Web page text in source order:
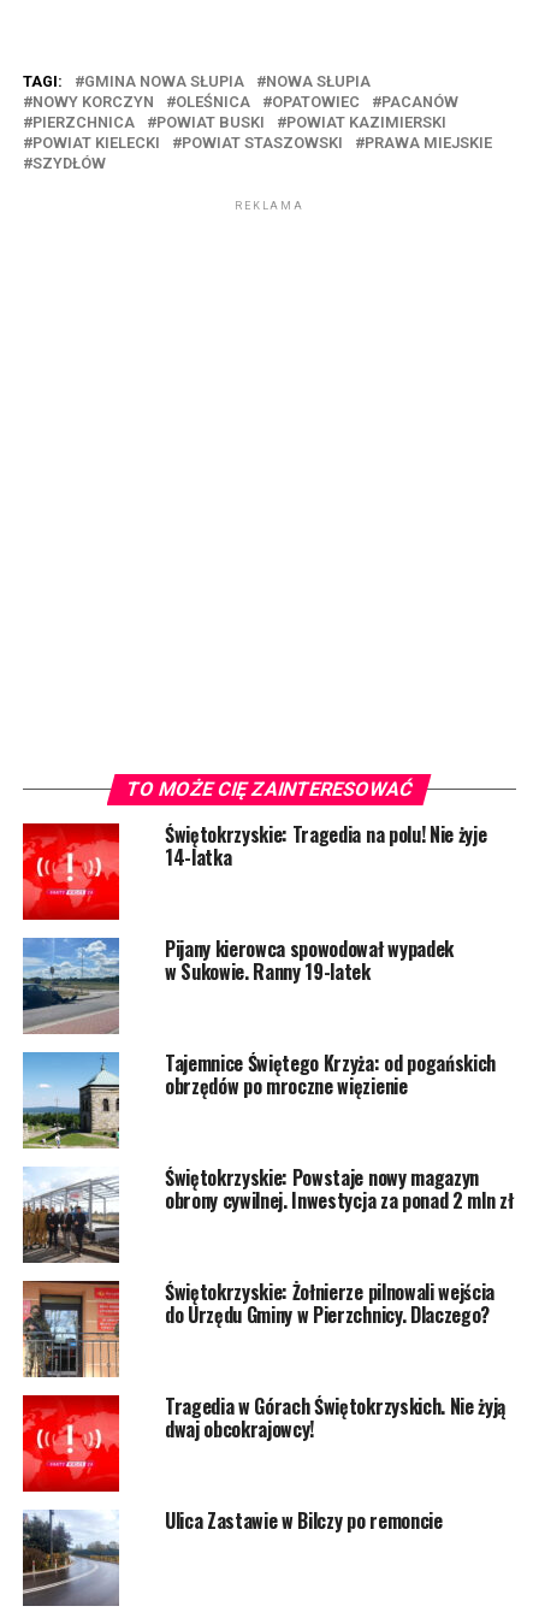
TAGI: GMINA NOWA SŁUPIA
NOWA SŁUPIA
NOWY KORCZYN
OLEŚNICA OPATOWIEC
PACANÓW
PIERZCHNICA
POWIAT BUSKI
POWIAT KAZIMIERSKI
POWIAT KIELECKI
POWIAT STASZOWSKI
PRAWA MIEJSKIE
SZYDŁÓW
REKLAMA
TO MOŻE CIĘ ZAINTERESOWAĆ
Świętokrzyskie: Tragedia na polu! Nie żyje
14-latka
Pijany kierowca spowodował wypadek
w Sukowie. Ranny 19-latek
Tajemnice Świętego Krzyża: od pogańskich
obrzędów po mroczne więzienie
Świętokrzyskie: Powstaje nowy magazyn
obrony cywilnej. Inwestycja za ponad 2 mln zł
Świętokrzyskie: Żołnierze pilnowali wejścia
do Urzędu Gminy w Pierzchnicy. Dlaczego?
Tragedia w Górach Świętokrzyskich. Nie żyją
dwaj obcokrajowcy!
Ulica Zastawie w Bilczy po remoncie